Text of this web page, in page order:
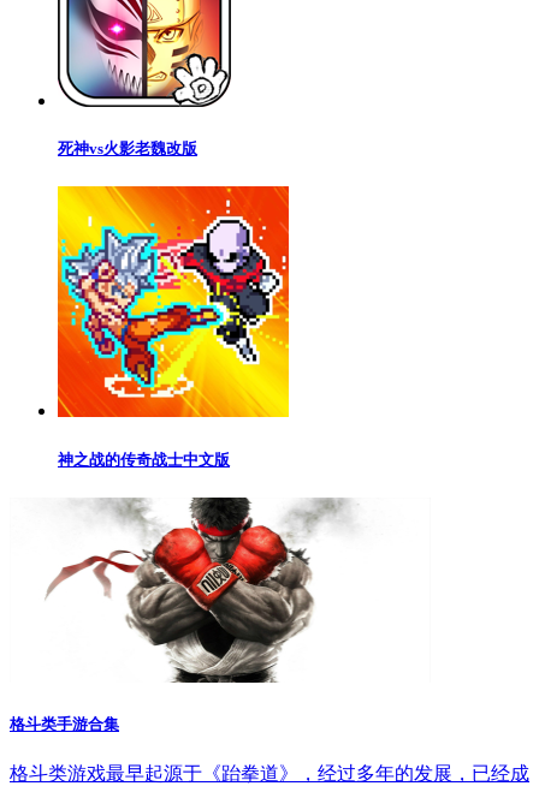
死神vs火影老魏改版
神之战的传奇战士中文版
格斗类手游合集
格斗类游戏最早起源于《跆拳道》，经过多年的发展，已经成